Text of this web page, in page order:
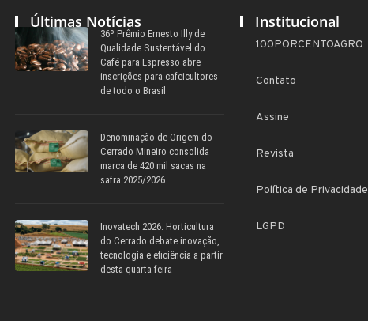
Últimas Notícias
36º Prêmio Ernesto Illy de
Qualidade Sustentável do
Café para Espresso abre
inscrições para cafeicultores
de todo o Brasil
Denominação de Origem do
Cerrado Mineiro consolida
marca de 420 mil sacas na
safra 2025/2026
Inovatech 2026: Horticultura
do Cerrado debate inovação,
tecnologia e eficiência a partir
desta quarta-feira
Institucional
100PORCENTOAGRO
Contato
Assine
Revista
Política de Privacidade
LGPD